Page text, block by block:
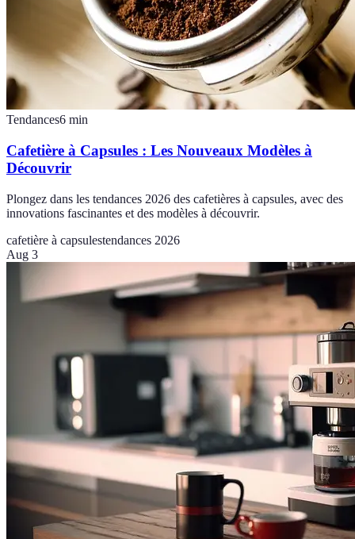
Tendances6 min
Cafetière à Capsules : Les Nouveaux Modèles à
Découvrir
Plongez dans les tendances 2026 des cafetières à capsules, avec des
innovations fascinantes et des modèles à découvrir.
cafetière à capsulestendances 2026
Aug 3